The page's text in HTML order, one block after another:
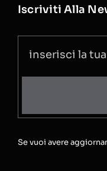
Iscriviti Alla
Se vuoi avere